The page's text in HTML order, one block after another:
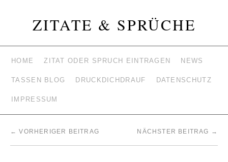
ZITATE & SPRÜCHE
HOME ZITAT ODER SPRUCH EINTRAGEN NEWS
TASSEN BLOG DRUCKDICHDRAUF DATENSCHUTZ
IMPRESSUM
← VORHERIGER BEITRAG NÄCHSTER BEITRAG →